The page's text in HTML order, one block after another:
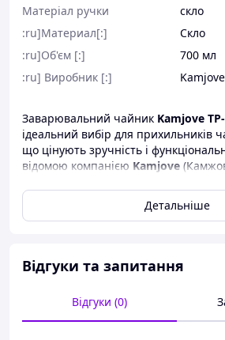
Матеріал ручки
скло
:ru]Материал[:]
Скло
:ru]Об'єм [:]
700 мл
:ru] Виробник [:]
Kamjove
Заварювальний чайник Kamjove
ідеальний вибір для прихильників
що цінують зручність і
відомою компанією Kamjove
ідеально підходить для
як-от Пуер, Улун, Зелений, Білий,
Зручність і простота у
Детальніше
Відгуки та запитання
Відгуки (0)